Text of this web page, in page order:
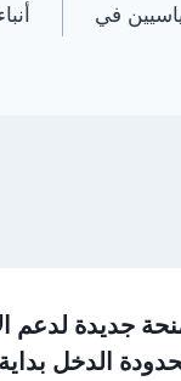
في
جديدة لدعم
الدخل بداية